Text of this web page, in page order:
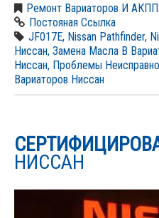
Ремонт Вариаторов И АКПП
Постояная Ссылка
JF017E, Nissan Pathfinder,
Ниссан, Замена Масла В
Ниссан, Проблемы
Вариаторов Ниссан
НИССАН